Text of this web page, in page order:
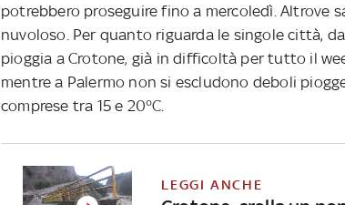
potrebbero proseguire fino a mercoledì. Altrove
nuvoloso. Per quanto riguarda le singole città,
pioggia a Crotone, già in difficoltà per tutto il
mentre a Palermo non si escludono deboli
comprese tra 15 e 20°C.
LEGGI ANCHE